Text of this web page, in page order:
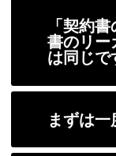
「契約
書のリー
は同じで
まずは